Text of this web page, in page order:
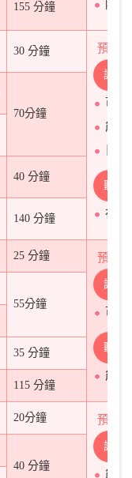
除
155 分鐘
30 分鐘 預計
讀
可看
能掌
聽
在日
70分鐘
40 分鐘
140 分鐘
25 分鐘 預計
讀
可看
聽
能大
55分鐘
35 分鐘
115 分鐘
20分鐘 預計
讀
能看
40 分鐘